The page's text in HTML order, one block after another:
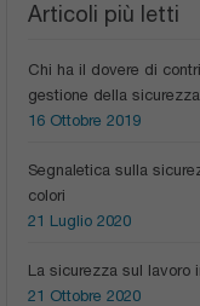
Articoli più letti
Chi ha il dovere di
gestione della
16 Ottobre 2019
Segnaletica sulla
colori
21 Luglio 2020
La sicurezza sul lavoro
21 Ottobre 2020